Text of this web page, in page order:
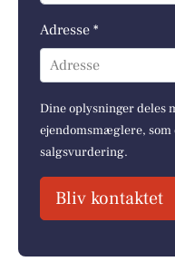
Adresse *
Adresse
Dine oplysninger deles
ejendomsmæglere, som
salgsvurdering.
Bliv kontaktet